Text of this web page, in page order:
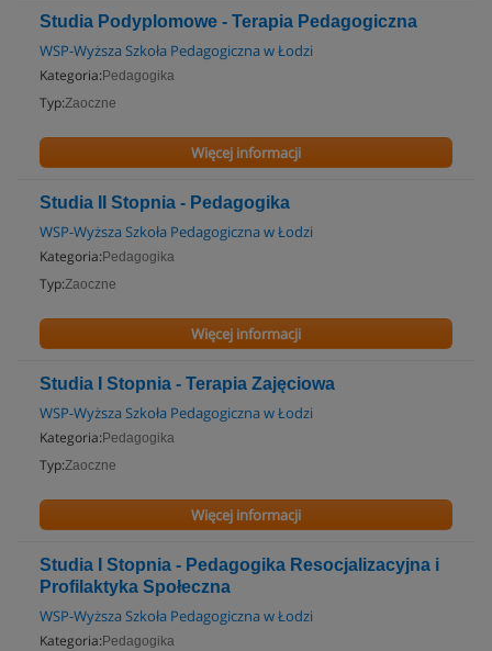
Studia Podyplomowe - Terapia Pedagogiczna
WSP-Wyższa Szkoła Pedagogiczna w Łodzi
Kategoria: Pedagogika
Typ:Zaoczne
Więcej informacji
Studia II Stopnia - Pedagogika
WSP-Wyższa Szkoła Pedagogiczna w Łodzi
Kategoria: Pedagogika
Typ:Zaoczne
Więcej informacji
Studia I Stopnia - Terapia Zajęciowa
WSP-Wyższa Szkoła Pedagogiczna w Łodzi
Kategoria: Pedagogika
Typ:Zaoczne
Więcej informacji
Studia I Stopnia - Pedagogika Resocjalizacyjna i
Profilaktyka Społeczna
WSP-Wyższa Szkoła Pedagogiczna w Łodzi
Kategoria: Pedagogika